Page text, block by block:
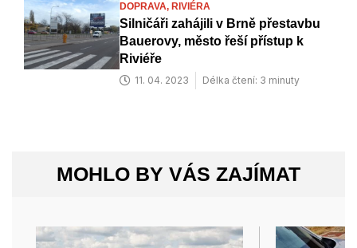
DOPRAVA, RIVIÉRA
Silničáři zahájili v Brně přestavbu
Bauerovy, město řeší přístup k
Riviéře
11. 04. 2023 Délka čtení: 3 minuty
MOHLO BY VÁS ZAJÍMAT